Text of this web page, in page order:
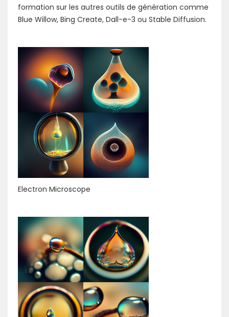
formation sur les autres outils de génération comme
Blue Willow, Bing Create, Dall-e-3 ou Stable Diffusion.
Electron Microscope